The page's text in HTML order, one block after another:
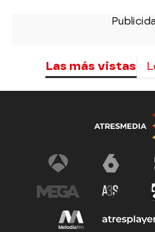
Las más vistas